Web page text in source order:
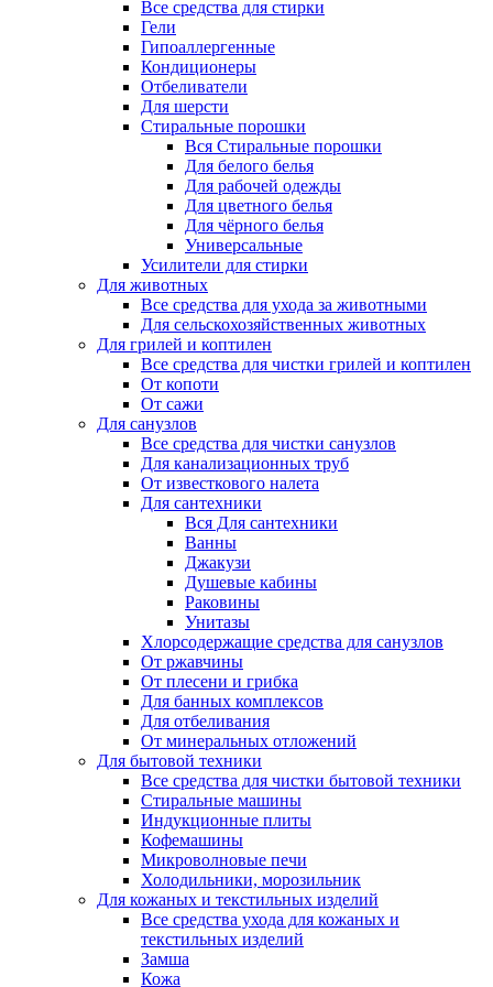
Все средства для стирки
Гели
Гипоаллергенные
Кондиционеры
Отбеливатели
Для шерсти
Стиральные порошки
Вся Стиральные порошки
Для белого белья
Для рабочей одежды
Для цветного белья
Для чёрного белья
Универсальные
Усилители для стирки
Для животных
Все средства для ухода за животными
Для сельскохозяйственных животных
Для грилей и коптилен
Все средства для чистки грилей и коптилен
От копоти
От сажи
Для санузлов
Все средства для чистки санузлов
Для канализационных труб
От известкового налета
Для сантехники
Вся Для сантехники
Ванны
Джакузи
Душевые кабины
Раковины
Унитазы
Хлорсодержащие средства для санузлов
От ржавчины
От плесени и грибка
Для банных комплексов
Для отбеливания
От минеральных отложений
Для бытовой техники
Все средства для чистки бытовой техники
Стиральные машины
Индукционные плиты
Кофемашины
Микроволновые печи
Холодильники, морозильник
Для кожаных и текстильных изделий
Все средства ухода для кожаных и
текстильных изделий
Замша
Кожа